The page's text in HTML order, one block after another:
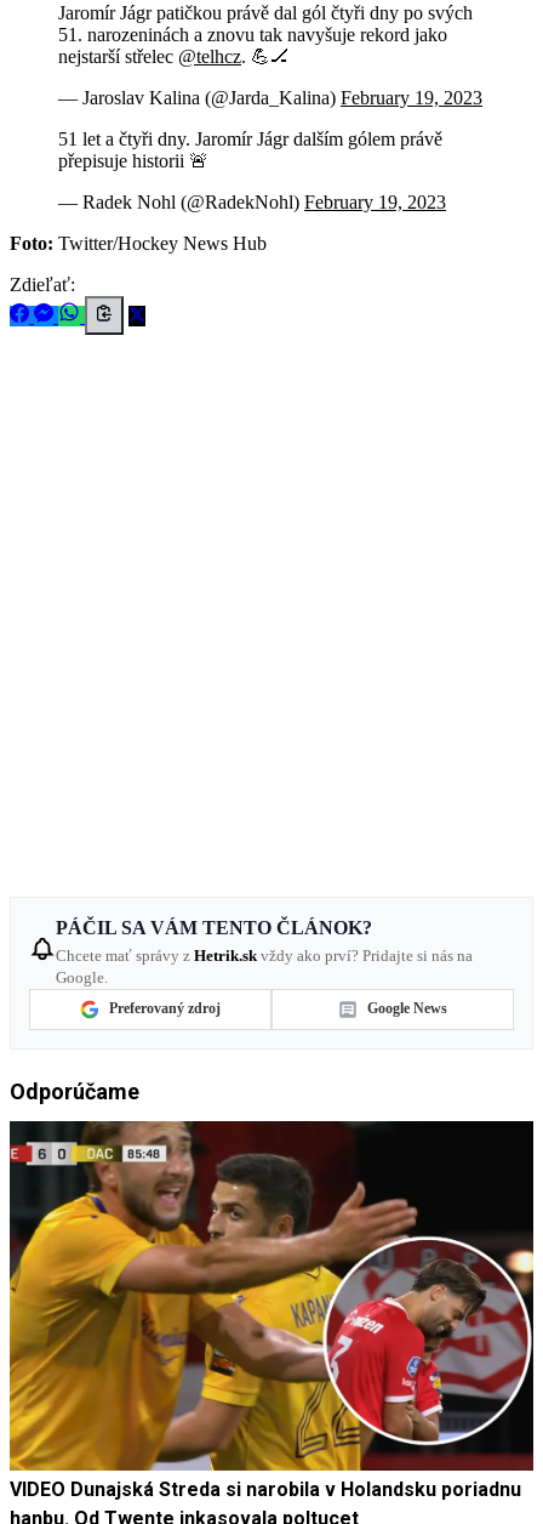
Jaromír Jágr patičkou právě dal gól čtyři dny po svých
51. narozeninách a znovu tak navyšuje rekord jako
nejstarší střelec @telhcz. 💪🏒
— Jaroslav Kalina (@Jarda_Kalina) February 19, 2023
51 let a čtyři dny. Jaromír Jágr dalším gólem právě
přepisuje historii 🚨
— Radek Nohl (@RadekNohl) February 19, 2023
Foto: Twitter/Hockey News Hub
Zdieľať:
PÁČIL SA VÁM TENTO ČLÁNOK?
Chcete mať správy z Hetrik.sk vždy ako prví? Pridajte si nás na
Google.
Preferovaný zdroj Google News
Odporúčame
VIDEO Dunajská Streda si narobila v Holandsku poriadnu
hanbu. Od Twente inkasovala poltucet